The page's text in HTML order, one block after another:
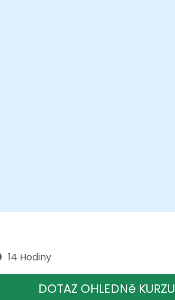
14 Hodiny
DOTAZ OHLEDNě KURZU